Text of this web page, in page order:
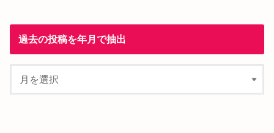
過去の投稿を年月で抽出